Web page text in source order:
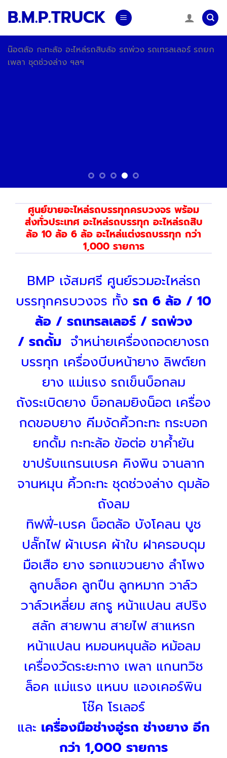
B.M.P.TRUCK
จำหน่าย
อะไหล่รถสิบล้อ
น๊อตล้อ กะทะล้อ อะไหล่รถสิบล้อ รถพ่วง รถเทรลเลอร์ รถยก
เพลา ชุดช่วงล่าง ฯลฯ
ศูนย์ขายอะไหล่รถบรรทุกครบวงจร พร้อม
ส่งทั่วประเทศ อะไหล่รถบรรทุก อะไหล่รถสิบ
ล้อ 10 ล้อ 6 ล้อ อะไหล่แต่งรถบรรทุก กว่า
1,000 รายการ
BMP เจ้สมศรี ศูนย์รวมอะไหล่รถ
บรรทุกครบวงจร ทั้ง รถ 6 ล้อ / 10
ล้อ / รถเทรลเลอร์ / รถพ่วง
/ รถดั้ม จำหน่ายเครื่องถอดยางรถ
บรรทุก เครื่องบีบหน้ายาง ลิพต์ยก
ยาง แม่แรง รถเข็นบ็อกลม
ถังระเบิดยาง บ็อกลมยิงน็อต เครื่อง
กดขอบยาง คีมงัดคิ้วกะทะ กระบอก
ยกดั้ม กะทะล้อ ข้อต่อ ขาค้ำยัน
ขาปรับแกรนเบรค คิงพิน จานลาก
จานหมุน คิ้วกะทะ ชุดช่วงล่าง ดุมล้อ
ถังลม
ทิฟฟี่-เบรค น็อตล้อ บังโคลน บูช
ปลั๊กไฟ ผ้าเบรค ผ้าใบ ฝาครอบดุม
มือเสือ ยาง รอกแขวนยาง ลำโพง
ลูกบล็อค ลูกปืน ลูกหมาก วาล์ว
วาล์วเหลี่ยม สกรู หน้าแปลน สปริง
สลัก สายพาน สายไฟ สาแหรก
หน้าแปลน หมอนหนุนล้อ หม้อลม
เครื่องวัดระยะทาง เพลา แกนทวิช
ล็อค แม่แรง แหนบ แองเคอร์พิน
โช๊ค โรเลอร์
และ เครื่องมือช่างอู่รถ ช่างยาง อีก
กว่า 1,000 รายการ